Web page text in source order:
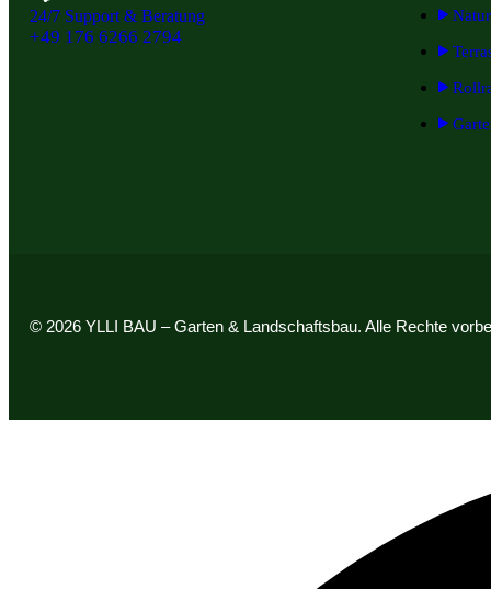
24/7 Support & Beratung
+49 176 6266 2794
© 2026 YLLI BAU – Garten & Landschaftsbau. Alle Rechte